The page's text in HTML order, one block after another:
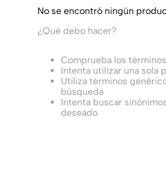
No se encontró ningún
¿Qué debo hacer?
Comprueba los
Intenta utilizar una sola
Utiliza términos
búsqueda
Intenta buscar
deseado